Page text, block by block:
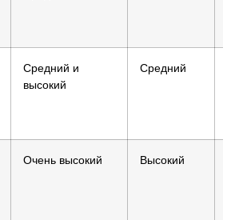
Средний и
высокий
Средний
Очень высокий Высокий